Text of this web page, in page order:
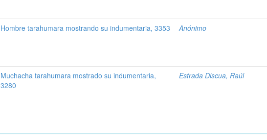
Hombre tarahumara mostrando su indumentaria, 3353 Anónimo
Muchacha tarahumara mostrado su indumentaria,
3280
Estrada Discua, Raúl